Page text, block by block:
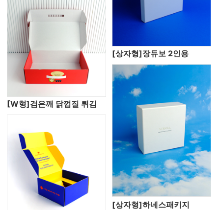
[W형]검은깨 닭껍질 튀김
[상자형]장듀보 2인용
[상자형]하네스패키지